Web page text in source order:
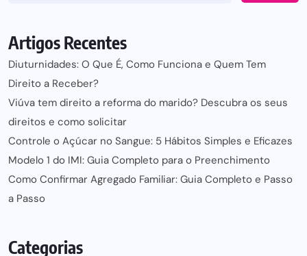
Artigos Recentes
Diuturnidades: O Que É, Como Funciona e Quem Tem
Direito a Receber?
Viúva tem direito a reforma do marido? Descubra os seus
direitos e como solicitar
Controle o Açúcar no Sangue: 5 Hábitos Simples e Eficazes
Modelo 1 do IMI: Guia Completo para o Preenchimento
Como Confirmar Agregado Familiar: Guia Completo e Passo
a Passo
Categorias